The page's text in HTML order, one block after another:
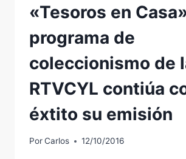
«Tesoros en
programa de
coleccionismo de
RTVCYL contiúa
éxtito su emisión
PorCarlos 12/10/2016